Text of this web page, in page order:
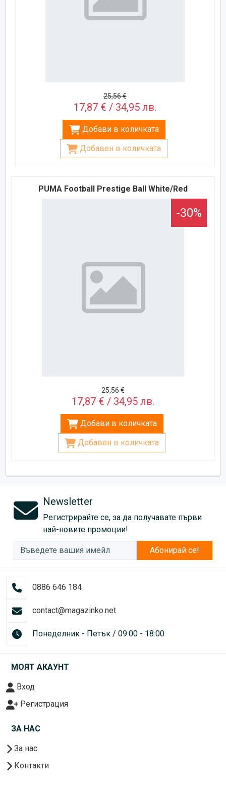
25,56 €
17,87 € / 34,95 лв.
Добави в количката
Добавен в количката
PUMA Football Prestige Ball White/Red
-30%
25,56 €
17,87 € / 34,95 лв.
Добави в количката
Добавен в количката
Newsletter
Регистрирайте се, за да получавате първи
най-новите промоции!
Абонирай се!
0886 646 184
contact@magazinko.net
Понеделник - Петък / 09:00 - 18:00
МОЯТ АКАУНТ
Вход
Регистрация
ЗА НАС
За нас
Контакти